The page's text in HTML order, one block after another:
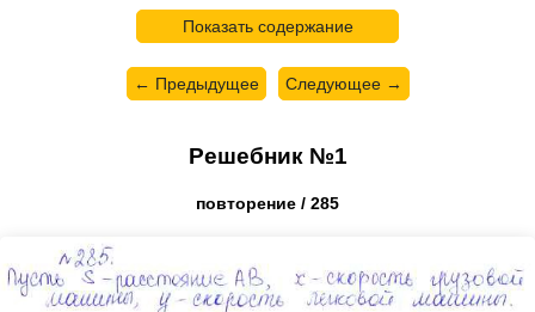
Показать содержание
← Предыдущее Следующее →
Решебник №1
повторение / 285